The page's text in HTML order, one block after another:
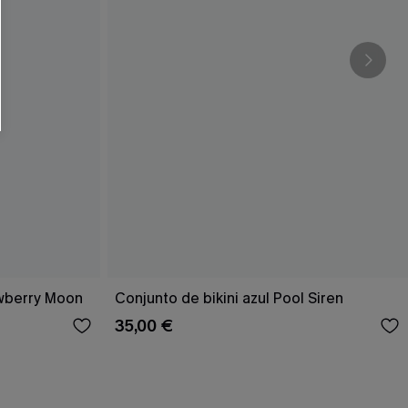
Moon Conjunto de bikini azul Pool Siren
35,00 €
formulario, usted acepta nuestros
de Cupshe en cualquier momento del
y ofertas adaptados a su perfil.